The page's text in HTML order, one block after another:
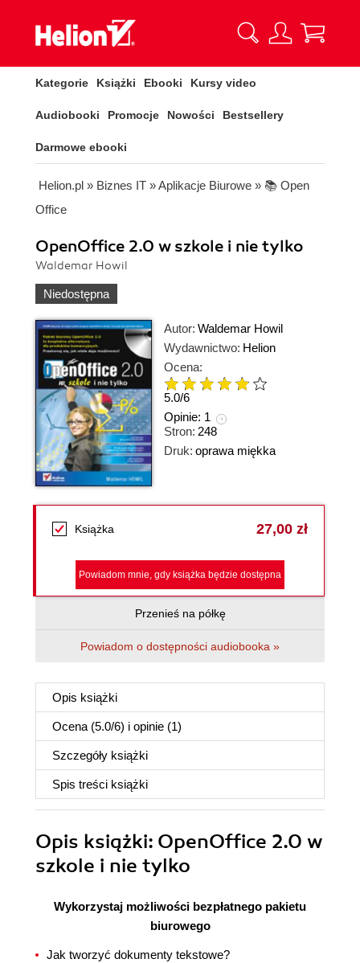
Kategorie Książki Ebooki Kursy video
Audiobooki Promocje Nowości Bestsellery
Darmowe ebooki
Helion.pl » Biznes IT »Aplikacje Biurowe » 📚 Open
Office
OpenOffice 2.0 w szkole i nie tylko
Waldemar Howil
Niedostępna
Autor: Waldemar Howil
Wydawnictwo: Helion
Ocena:
5.0/6
Opinie: 1
Stron: 248
Druk: oprawa miękka
Książka 27,00 zł
Powiadom mnie, gdy książka będzie dostępna
Przenieś na półkę
Powiadom o dostępności audiobooka »
Opis książki
Ocena (5.0/6) i opinie (1)
Szczegóły książki
Spis treści książki
Opis książki: OpenOffice 2.0 w
szkole i nie tylko
Wykorzystaj możliwości bezpłatnego pakietu
biurowego
Jak tworzyć dokumenty tekstowe?